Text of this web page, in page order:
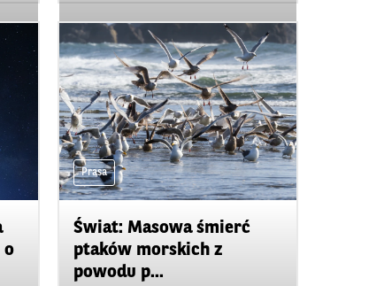
o
Prasa
Świat: Masowa śmierć
ptaków morskich z
powodu p...